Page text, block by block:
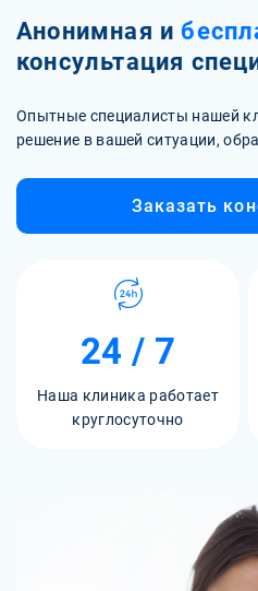
Анонимная и
консультация
Опытные специалисты нашей
решение в вашей ситуации,
Заказать
24 / 7
Наша клиника работает
круглосуточно